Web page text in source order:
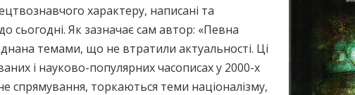
характеру, написані та
сьогодні. Як зазначає сам автор: «Певна
темами, що не втратили актуальності. Ці
і науково-популярних часописах у 2000-х
спрямування, торкаються теми націоналізму,